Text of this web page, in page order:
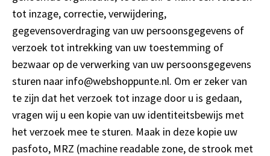
tot inzage, correctie, verwijdering,
gegevensoverdraging van uw persoonsgegevens of
verzoek tot intrekking van uw toestemming of
bezwaar op de verwerking van uw persoonsgegevens
sturen naar info@webshoppunte.nl. Om er zeker van
te zijn dat het verzoek tot inzage door u is gedaan,
vragen wij u een kopie van uw identiteitsbewijs met
het verzoek mee te sturen. Maak in deze kopie uw
pasfoto, MRZ (machine readable zone, de strook met